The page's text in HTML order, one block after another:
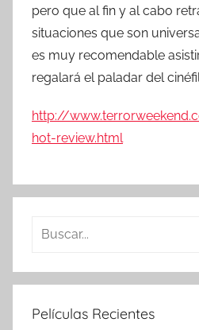
pero que al fin y al cabo
situaciones que son
es muy recomendable
regalará el paladar del
http://
hot-review.html
s
a
Películas Recientes